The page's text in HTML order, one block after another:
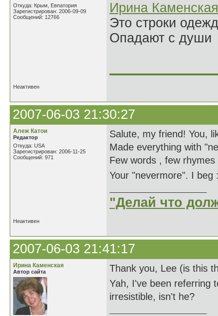
Откуда: Крым, Евпатория
Зарегистрирован: 2006-09-09
Сообщений: 12766
Ирина Каменская
Это строки
Опадают с души
Неактивен
2007-06-03 21:30:27
Алеж Катои
Редактор
Откуда: USA
Зарегистрирован: 2006-11-25
Сообщений: 971
Salute, my friend! You,
Made everything with
Few words , few
Your "nevermore". I
"Делай что
Неактивен
2007-06-03 21:41:17
Ирина Каменская
Автор сайта
Thank you, Lee (is this
Yah, I've been referring
irresistible, isn't he?